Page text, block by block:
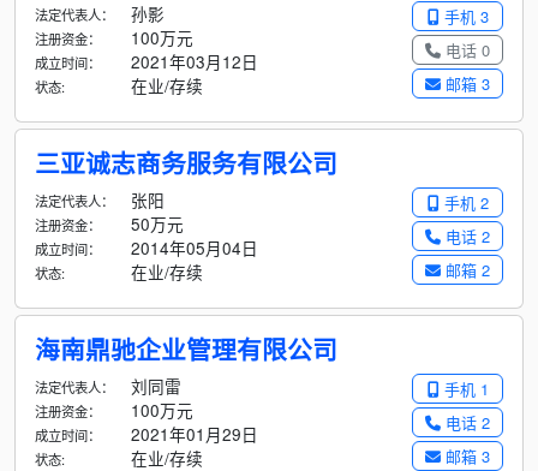
手机 3
电话 0
邮箱 3
法定代表人： 孙影
注册资金： 100万元
成立时间： 2021年03月12日
状态: 在业/存续
三亚诚志商务服务有限公司
手机 2
电话 2
邮箱 2
法定代表人： 张阳
注册资金： 50万元
成立时间： 2014年05月04日
状态: 在业/存续
海南鼎驰企业管理有限公司
手机 1
电话 2
邮箱 3
法定代表人： 刘同雷
注册资金： 100万元
成立时间： 2021年01月29日
状态: 在业/存续